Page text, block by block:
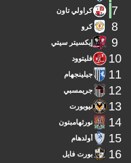
7 كراولي تاون
8 كرو
9 إيكسيتر سيتي
10 فليتوود
11 جيلينجهام
12 جريمسبي
13 نيوبورت
14 نورثهامبتون
15 أولدهام
16 بورت فايل